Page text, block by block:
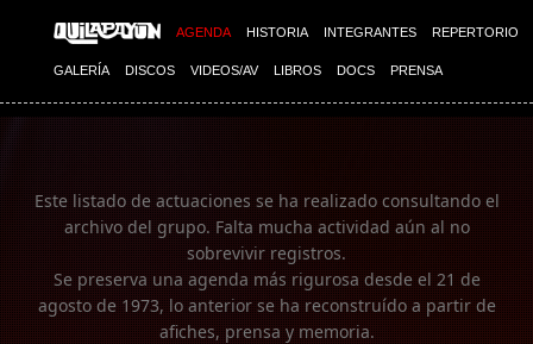
AGENDA HISTORIA INTEGRANTES REPERTORIO
GALERÍA DISCOS VIDEOS/AV LIBROS DOCS PRENSA
Imagen 01
Este listado de actuaciones se ha realizado consultando el
archivo del grupo. Falta mucha actividad aún al no
sobrevivir registros.
Se preserva una agenda más rigurosa desde el 21 de
agosto de 1973, lo anterior se ha reconstruído a partir de
afiches, prensa y memoria.